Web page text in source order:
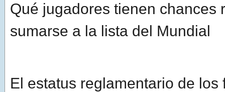
Qué jugadores tienen chances
sumarse a la lista del Mundial
El estatus reglamentario de los